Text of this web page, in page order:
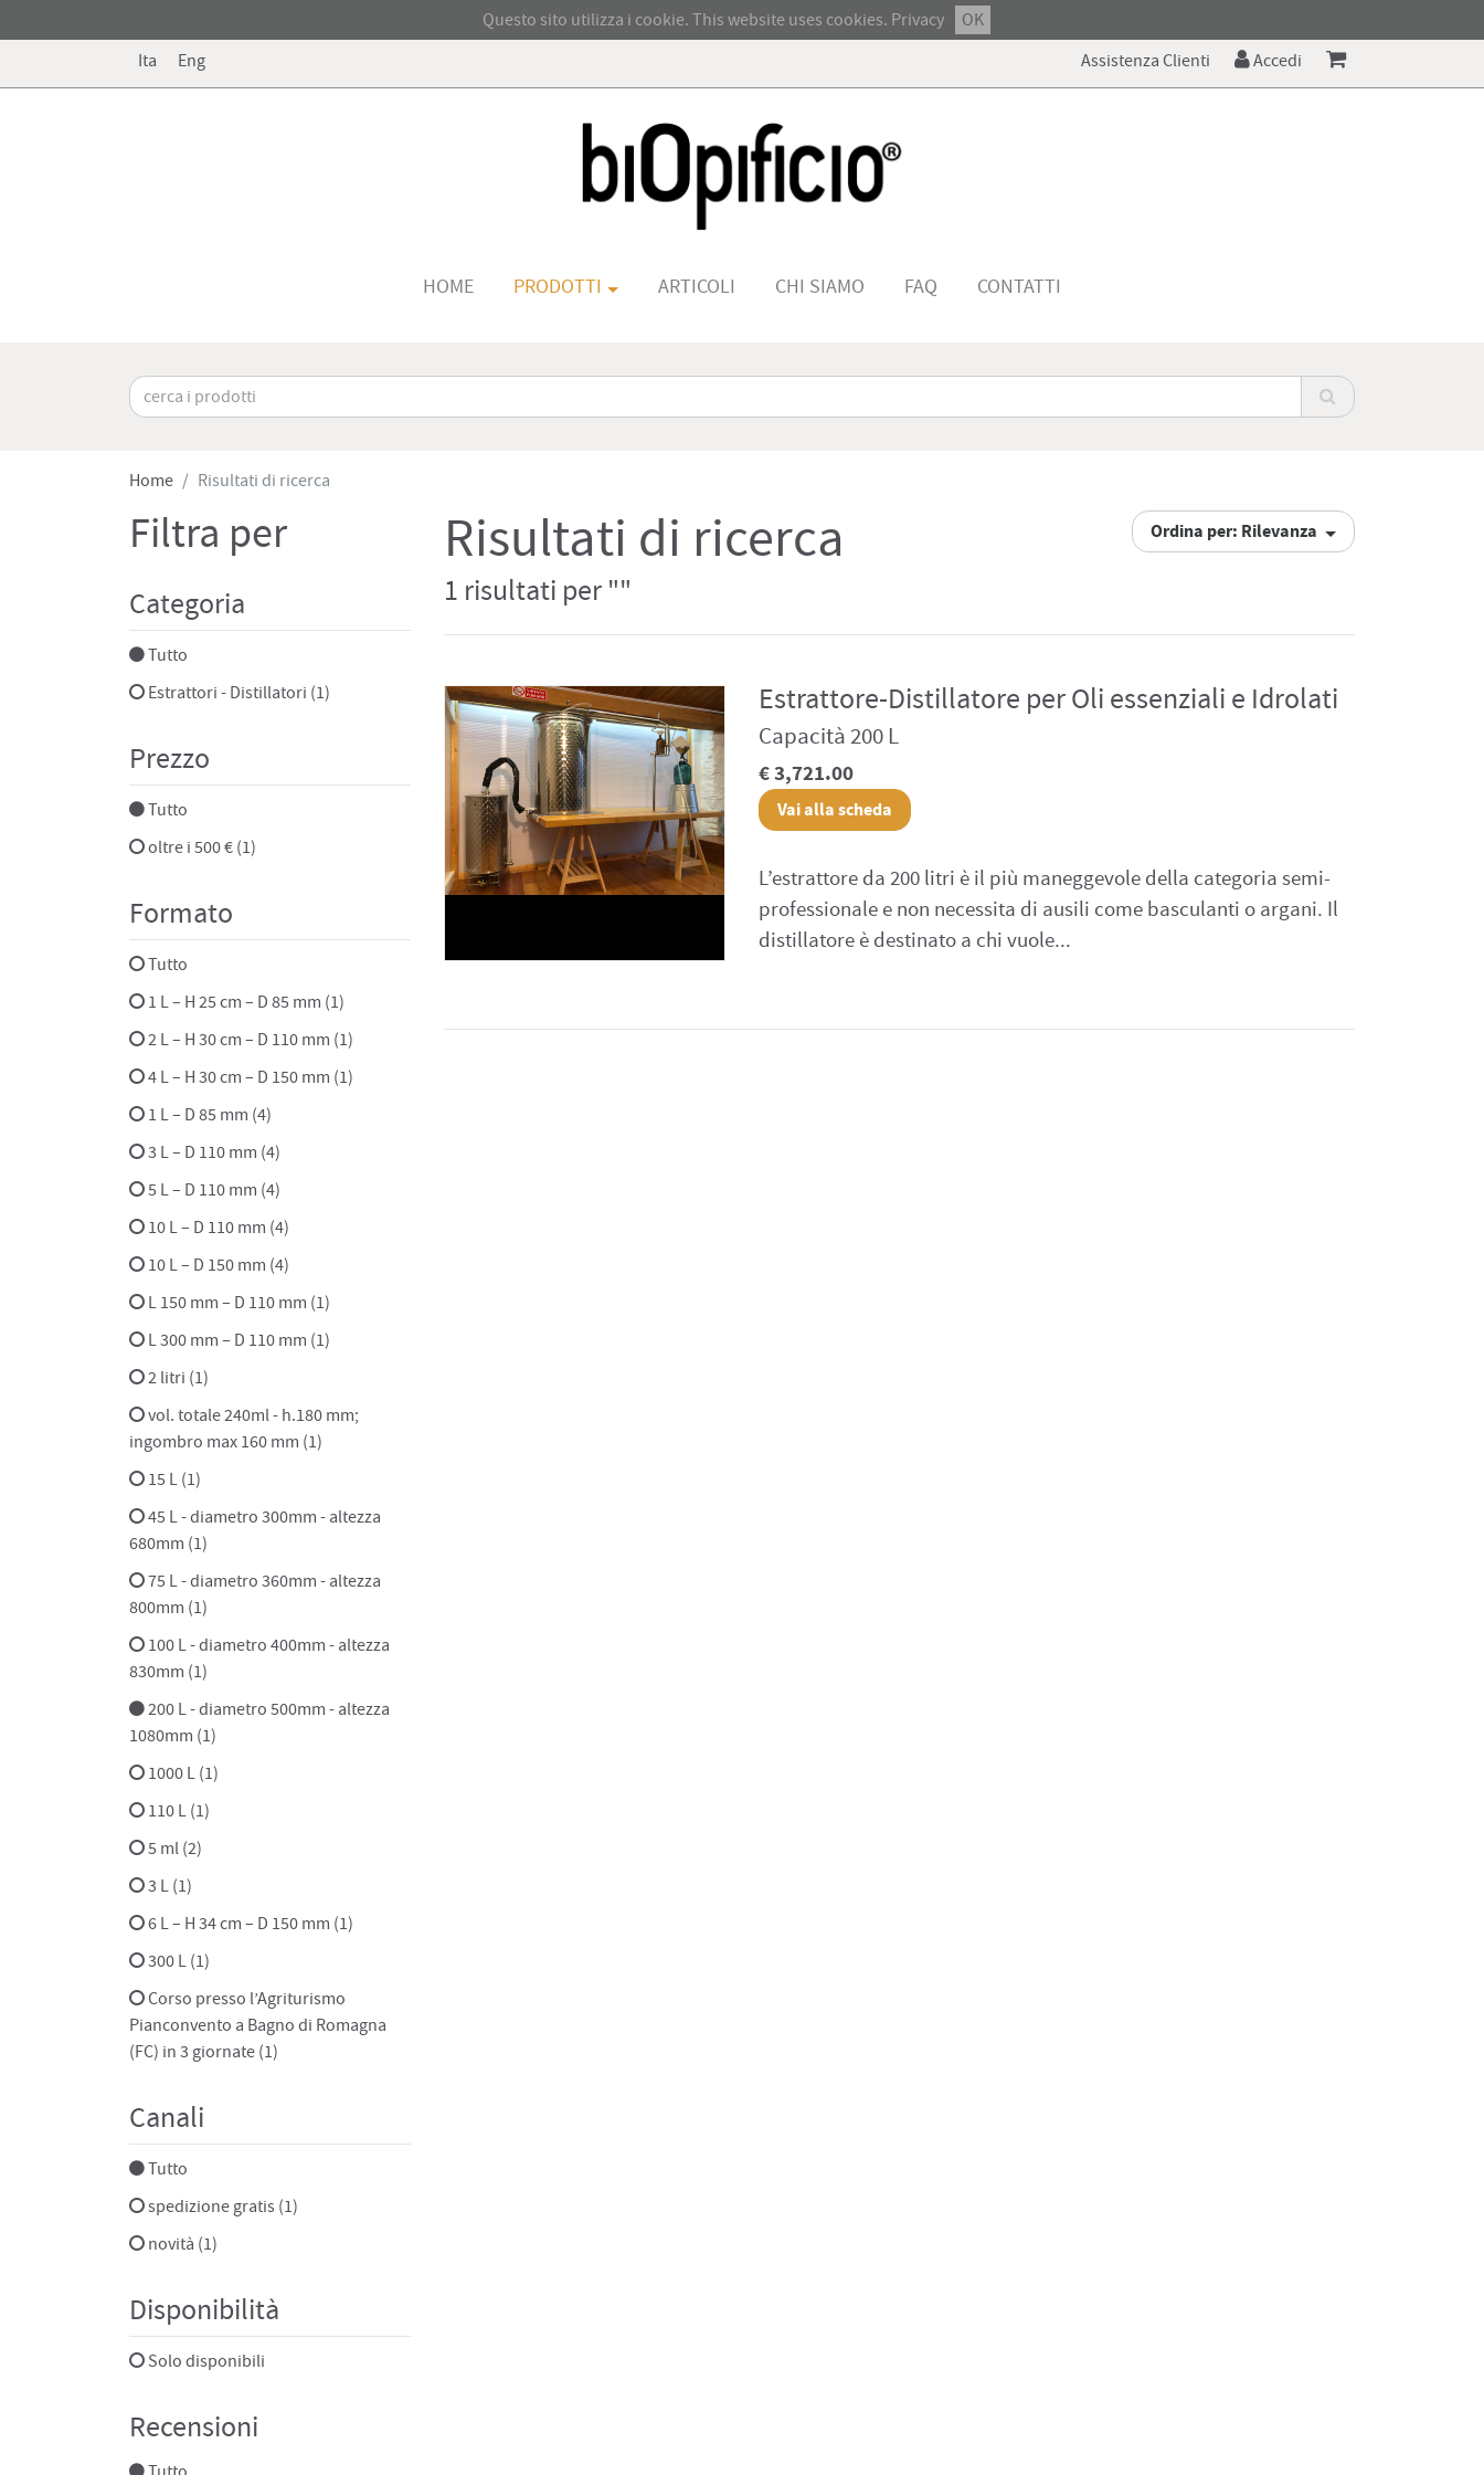
Questo sito utilizza i cookie. This website uses cookies. Privacy
OK
Ita
Eng Assistenza Clienti Accedi
HOME PRODOTTI ARTICOLI CHI SIAMO FAQ CONTATTI
Home Risultati di ricerca
Filtra per
Categoria
Tutto
Estrattori - Distillatori (1)
Prezzo
Tutto
oltre i 500 € (1)
Formato
Tutto
1 L – H 25 cm – D 85 mm (1)
2 L – H 30 cm – D 110 mm (1)
4 L – H 30 cm – D 150 mm (1)
1 L – D 85 mm (4)
3 L – D 110 mm (4)
5 L – D 110 mm (4)
10 L – D 110 mm (4)
10 L – D 150 mm (4)
L 150 mm – D 110 mm (1)
L 300 mm – D 110 mm (1)
2 litri (1)
vol. totale 240ml - h.180 mm;
ingombro max 160 mm (1)
15 L (1)
45 L - diametro 300mm - altezza
680mm (1)
75 L - diametro 360mm - altezza
800mm (1)
100 L - diametro 400mm - altezza
830mm (1)
200 L - diametro 500mm - altezza
1080mm (1)
1000 L (1)
110 L (1)
5 ml (2)
3 L (1)
6 L – H 34 cm – D 150 mm (1)
300 L (1)
Corso presso l’Agriturismo
Pianconvento a Bagno di Romagna
(FC) in 3 giornate (1)
Canali
Tutto
spedizione gratis (1)
novità (1)
Disponibilità
Solo disponibili
Recensioni
Risultati di ricerca
1 risultati per ""
Ordina per: Rilevanza
Estrattore-Distillatore per Oli essenziali e Idrolati
Capacità 200 L
€ 3,721.00
Vai alla scheda
L’estrattore da 200 litri è il più maneggevole della categoria semi-
professionale e non necessita di ausili come basculanti o argani. Il
distillatore è destinato a chi vuole...